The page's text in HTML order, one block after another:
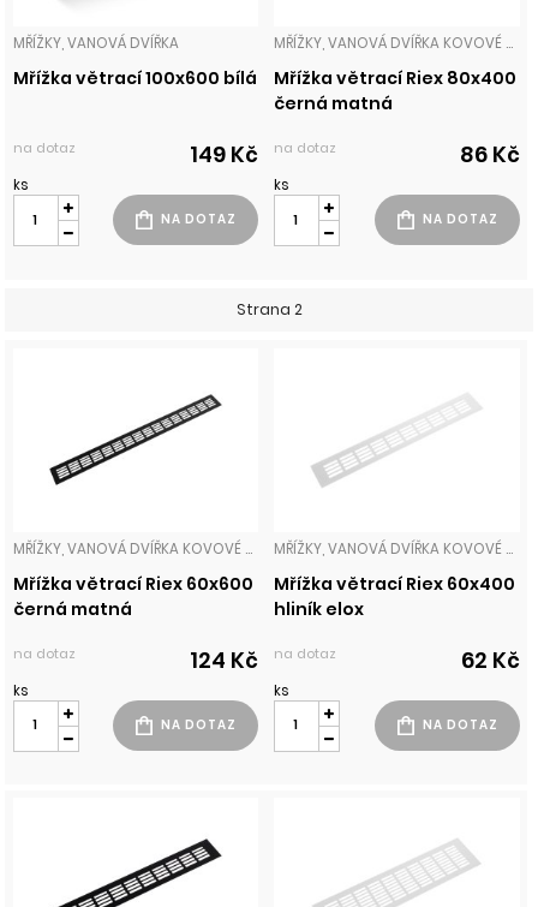
MŘÍŽKY, VANOVÁ DVÍŘKA
Mřížka větrací 100x600 bílá
na dotaz 149 Kč
ks
MŘÍŽKY, VANOVÁ DVÍŘKA KOVOVÉ MŘÍŽKY
Mřížka větrací Riex 80x400
černá matná
na dotaz 86 Kč
ks
Strana 2
MŘÍŽKY, VANOVÁ DVÍŘKA KOVOVÉ MŘÍŽKY
Mřížka větrací Riex 60x600
černá matná
na dotaz 124 Kč
ks
MŘÍŽKY, VANOVÁ DVÍŘKA KOVOVÉ MŘÍŽKY
Mřížka větrací Riex 60x400
hliník elox
na dotaz 62 Kč
ks